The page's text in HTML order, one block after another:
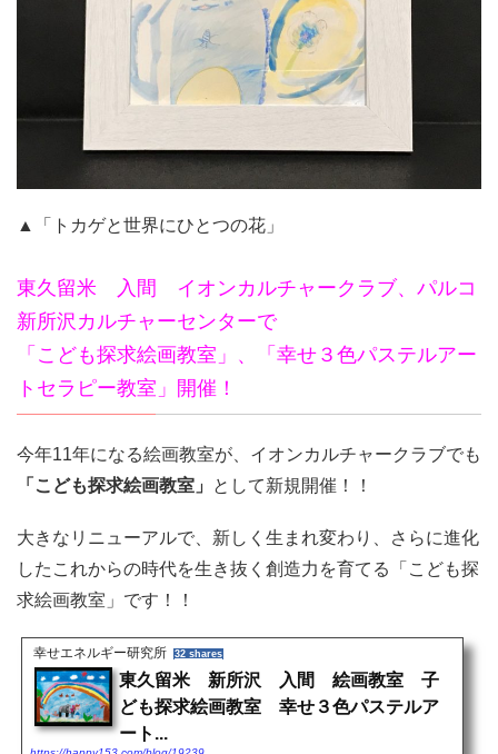
▲「トカゲと世界にひとつの花」
東久留米 入間 イオンカルチャークラブ、パルコ
新所沢カルチャーセンターで
「こども探求絵画教室」、「幸せ３色パステルアー
トセラピー教室」開催！
今年11年になる絵画教室が、イオンカルチャークラブでも
「こども探求絵画教室」
として新規開催！！
大きなリニューアルで、新しく生まれ変わり、さらに進化
したこれからの時代を生き抜く創造力を育てる「こども探
求絵画教室」です！！
幸せエネルギー研究所 32 shares
東久留米 新所沢 入間 絵画教室 子
ども探求絵画教室 幸せ３色パステルア
ート...